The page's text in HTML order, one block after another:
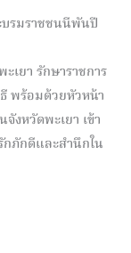
บรมราชชนนีพันปี
เยา รักษาราชการ
พร้อมด้วยหัวหน้า
งหวัดพะเยา เข้า
ภักดีและสำนึกใน